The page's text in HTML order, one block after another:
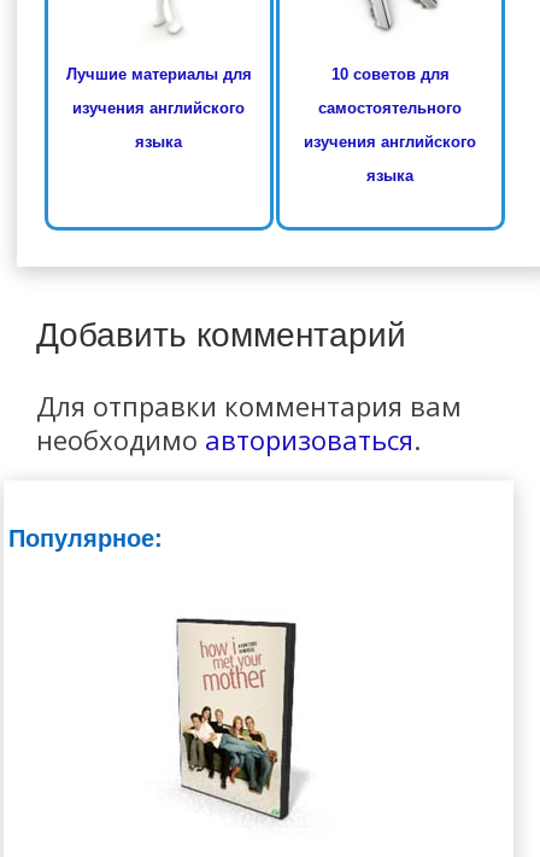
Лучшие материалы для
изучения английского
языка
10 советов для
самостоятельного
изучения английского
языка
Добавить комментарий
Для отправки комментария вам
необходимо авторизоваться.
Популярное: